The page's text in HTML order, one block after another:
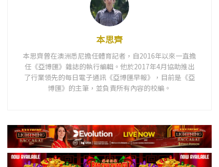
本思齊
本思齊曾在澳洲悉尼擔任體育記者，自2016年以來一直擔
任《亞博匯》雜誌的執行編輯。他於2017年4月協助推出
了行業領先的每日電子通訊《亞博匯早報》，目前是《亞
博匯》的主筆，並負責所有內容的校編。